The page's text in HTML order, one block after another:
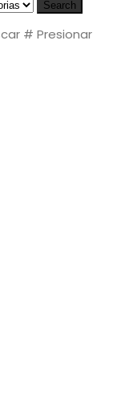
Search
# Presionar